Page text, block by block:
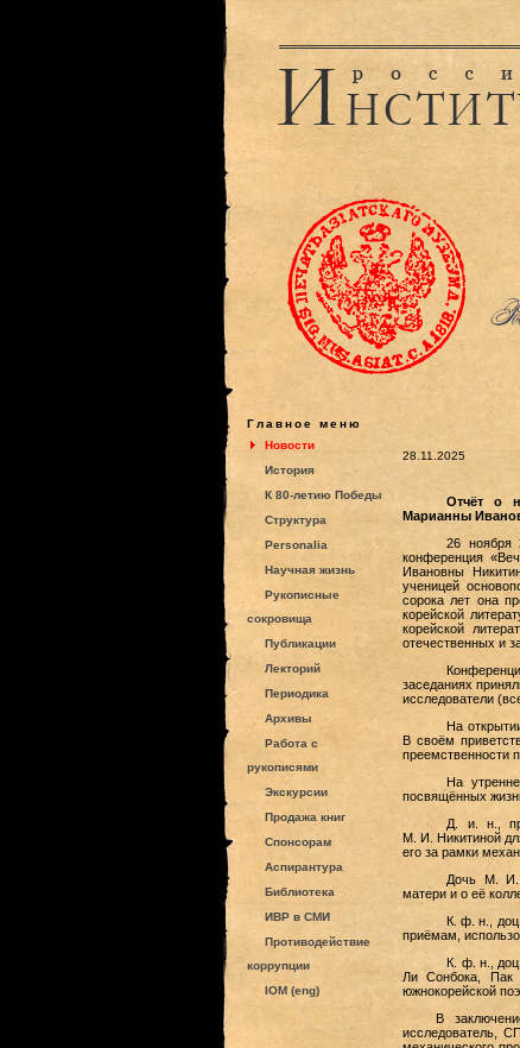
Главное меню
Новости
История
К 80-летию Победы
Структура
Personalia
Научная жизнь
Рукописные
сокровища
Публикации
Лекторий
Периодика
Архивы
Работа с
рукописями
Экскурсии
Продажа книг
Спонсорам
Аспирантура
Библиотека
ИВР в СМИ
Противодействие
коррупции
IOM (eng)
28.11.2025
Отчёт о
Марианны
26 ноября
конференция
Ивановны
ученицей
сорока лет она
корейской
корейской
отечественных и
заседаниях
исследователи
На
В своём
преемственности
На
посвящённых
Д. и. н.,
М. И. Никитиной
его за рамки
Дочь М. И.
матери и о её
К. ф. н., доц.
приёмам,
К. ф. н., доц.
Ли Сонбока, Пак
южнокорейской
В
исследователь,